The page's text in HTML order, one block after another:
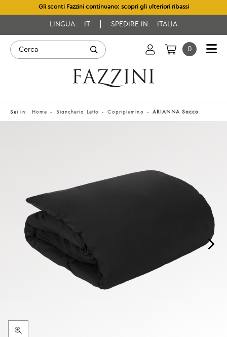
Gli sconti Fazzini continuano: scopri gli ulteriori ribassi
LINGUA: SPEDIRE IN: ITALIA
0
Sei in: Home Biancheria Letto Copripiumino ARIANNA Sacco